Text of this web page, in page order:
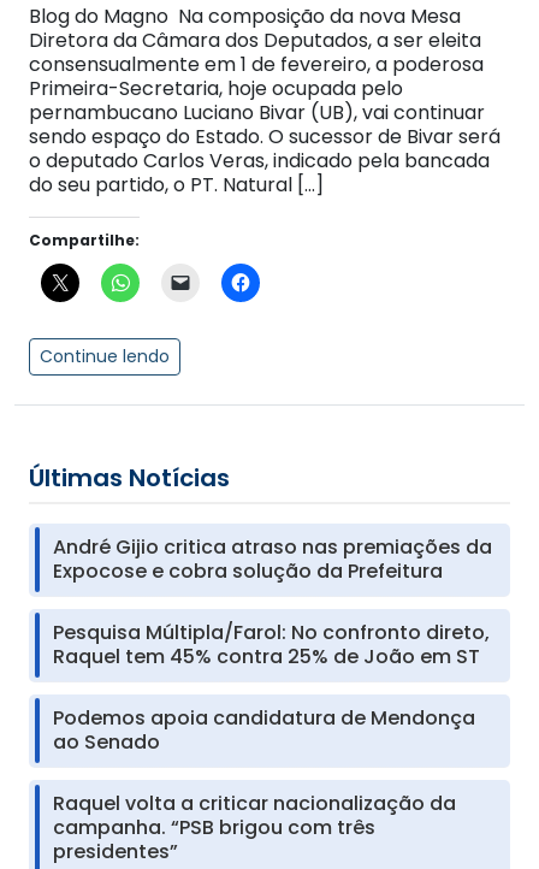
Blog do Magno Na composição da nova Mesa
Diretora da Câmara dos Deputados, a ser eleita
consensualmente em 1 de fevereiro, a poderosa
Primeira-Secretaria, hoje ocupada pelo
pernambucano Luciano Bivar (UB), vai continuar
sendo espaço do Estado. O sucessor de Bivar será
o deputado Carlos Veras, indicado pela bancada
do seu partido, o PT. Natural […]
Compartilhe:
Continue lendo
Últimas Notícias
André Gijio critica atraso nas premiações da
Expocose e cobra solução da Prefeitura
Pesquisa Múltipla/Farol: No confronto direto,
Raquel tem 45% contra 25% de João em ST
Podemos apoia candidatura de Mendonça
ao Senado
Raquel volta a criticar nacionalização da
campanha. “PSB brigou com três
presidentes”